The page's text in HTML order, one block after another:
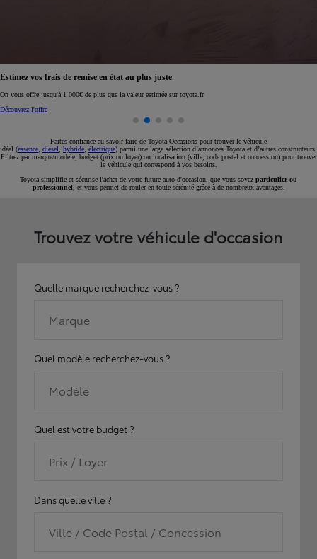
Réservez en ligne votre occasion pour 1€ seulement
Réservez en ligne
Faites confiance au savoir-faire de Toyota Occasions pour trouver le véhicule
idéal (essence diesel hybride électrique) parmi une large sélection d’annonces Toyota et d’autres constructeurs.
Filtrez par marque/modèle, budget (prix ou loyer) ou localisation (ville, code postal et concession) pour trouver
le véhicule qui correspond à vos besoins.
Toyota simplifie et sécurise l'achat de votre future auto d'occasion, que vous soyez particulier ou
professionnel , et vous permet de rouler en toute sérénité grâce à de nombreux avantages.
Trouvez votre véhicule d'occasion
Quelle marque recherchez-vous ?
Marque
Quel modèle recherchez-vous ?
Modèle
Quel est votre budget ?
Prix / Loyer
Dans quelle ville ?
Ville / Code Postal / Concession